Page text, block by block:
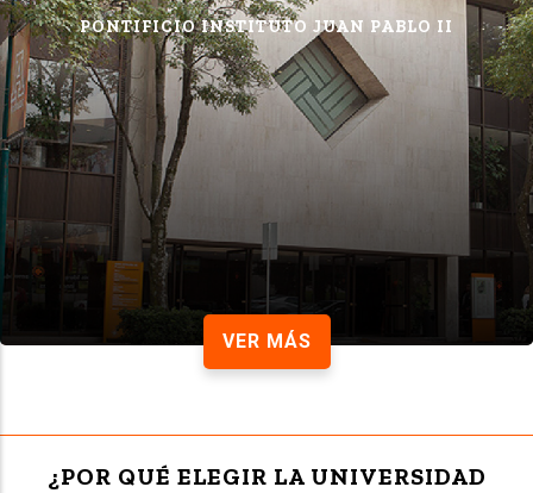
PONTIFICIO INSTITUTO JUAN PABLO II
VER MÁS
¿POR QUÉ ELEGIR LA UNIVERSIDAD